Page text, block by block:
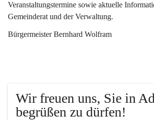
Veranstaltungstermine sowie aktuelle
Gemeinderat und der Verwaltung.
Bürgermeister Bernhard Wolfram
Wir freuen uns, Sie in
begrüßen zu dürfen!